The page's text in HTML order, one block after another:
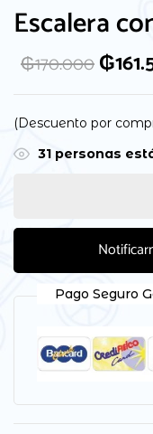
Escalera
₲170.000₲
(Descuento por
31 personas
Pago Seguro